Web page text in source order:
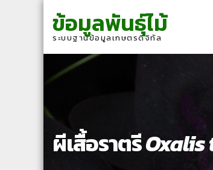
navigation
content
ข้อมูลพันธุ์ไม้
ระบบฐานข้อมูลเกษตรดิจิทัล
ผีเสื้อราตรี